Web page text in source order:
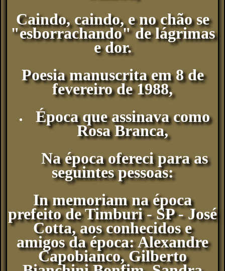
Caindo, caindo, e no chão se
"esborrachando" de lágrimas
e dor.
Poesia manuscrita em 8 de
fevereiro de 1988,
Época que assinava como
Rosa Branca,
Na época ofereci para as
seguintes pessoas:
In memoriam na época
prefeito de Timburi - SP - José
Cotta, aos conhecidos e
amigos da época: Alexandre
Capobianco, Gilberto